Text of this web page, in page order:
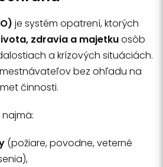
je systém opatrení, ktorých
zdravia a majetkuosôb
a krízových situáciách.
bez ohľadu na
činnosti.
(požiare, povodne, veterné